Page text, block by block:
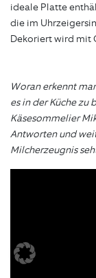
ideale Platte
die im
Dekoriert wird mit
Woran erkennt
es in der Küche zu
Käsesommelier
Antworten und
Milcherzeugnis